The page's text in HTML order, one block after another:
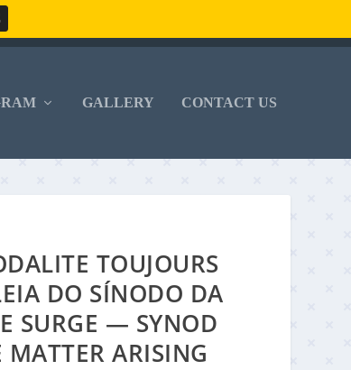
GALLERY CONTACT US
TOUJOURS
DO SÍNODO DA
SURGE — SYNOD
ARISING